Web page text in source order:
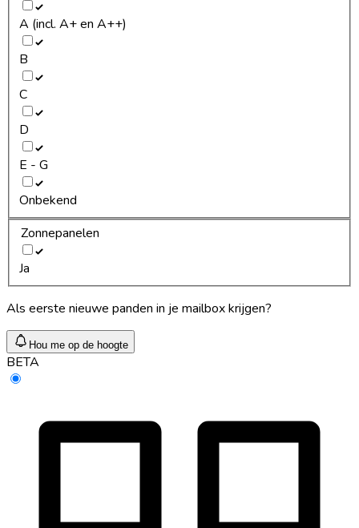
A (incl. A+ en A++)
B
C
D
E - G
Onbekend
Zonnepanelen
Ja
Als eerste nieuwe panden in je mailbox krijgen?
Hou me op de hoogte
BETA